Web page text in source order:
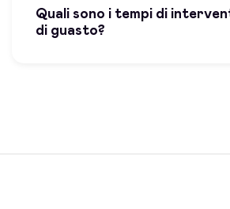
Quali sono i tempi di
di guasto?